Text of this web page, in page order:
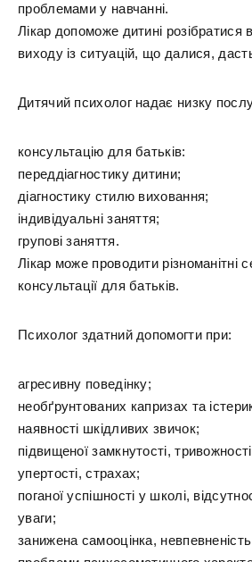
проблемами у навчанні.
Лікар допоможе дитині розібратися
виходу із ситуацій, що далися,
Дитячий психолог надає низку
консультацію для батьків:
переддіагностику дитини;
діагностику стилю виховання;
індивідуальні заняття;
групові заняття.
Лікар може проводити різноманітні
консультації для батьків.
Психолог здатний допомогти при:
агресивну поведінку;
необґрунтованих капризах та
наявності шкідливих звичок;
підвищеної замкнутості,
упертості, страхах;
поганої успішності у школі,
уваги;
занижена самооцінка, невпевненість